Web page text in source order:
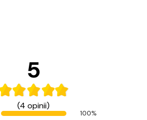
5
(4 opinii)
100%